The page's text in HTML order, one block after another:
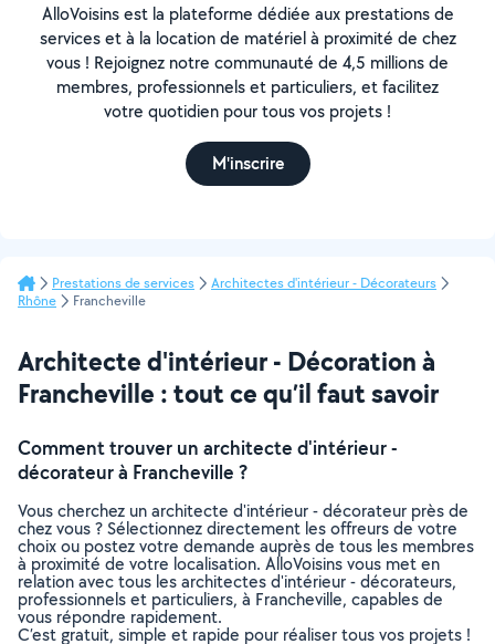
AlloVoisins est la plateforme dédiée aux prestations de
services et à la location de matériel à proximité de chez
vous ! Rejoignez notre communauté de 4,5 millions de
membres, professionnels et particuliers, et facilitez
votre quotidien pour tous vos projets !
M'inscrire
Prestations de services
Architectes d'intérieur - Décorateurs
Rhône
Francheville
Architecte d'intérieur - Décoration à
Francheville : tout ce qu’il faut savoir
Comment trouver un architecte d'intérieur -
décorateur à Francheville ?
Vous cherchez un architecte d'intérieur - décorateur près de
chez vous ? Sélectionnez directement les offreurs de votre
choix ou postez votre demande auprès de tous les membres
à proximité de votre localisation. AlloVoisins vous met en
relation avec tous les architectes d'intérieur - décorateurs,
professionnels et particuliers, à Francheville, capables de
vous répondre rapidement.
C’est gratuit, simple et rapide pour réaliser tous vos projets !